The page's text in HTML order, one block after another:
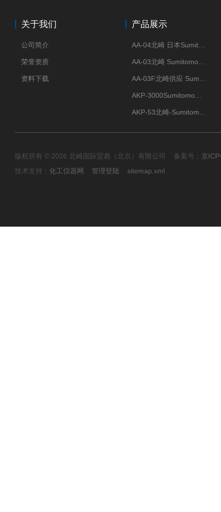
关于我们
公司简介
荣誉资质
资料下载
产品展示
版权所有 © 2026 北崎国际贸易（北京）有限公司 备案号： 京
技术支持： 化工仪器网 管理登陆 sitemap.xml